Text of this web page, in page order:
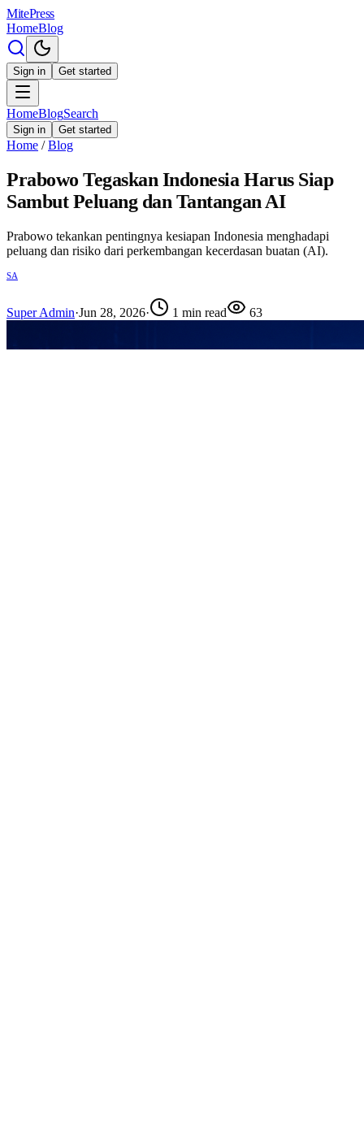
MitePress
HomeBlog
Sign in Get started
HomeBlogSearch
Sign in Get started
Home / Blog
Prabowo Tegaskan Indonesia Harus Siap
Sambut Peluang dan Tantangan AI
Prabowo tekankan pentingnya kesiapan Indonesia menghadapi
peluang dan risiko dari perkembangan kecerdasan buatan (AI).
SA
Super Admin·Jun 28, 2026· 1 min read 63